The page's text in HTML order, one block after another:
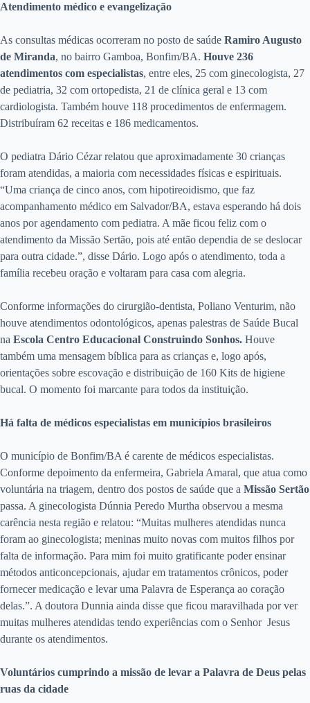
Atendimento médico e evangelização
As consultas médicas ocorreram no posto de saúde Ramiro Augusto
de Miranda, no bairro Gamboa, Bonfim/BA. Houve 236
atendimentos com especialistas, entre eles, 25 com ginecologista, 27
de pediatria, 32 com ortopedista, 21 de clínica geral e 13 com
cardiologista. Também houve 118 procedimentos de enfermagem.
Distribuíram 62 receitas e 186 medicamentos.
O pediatra Dário Cézar relatou que aproximadamente 30 crianças
foram atendidas, a maioria com necessidades físicas e espirituais.
“Uma criança de cinco anos, com hipotireoidismo, que faz
acompanhamento médico em Salvador/BA, estava esperando há dois
anos por agendamento com pediatra. A mãe ficou feliz com o
atendimento da Missão Sertão, pois até então dependia de se deslocar
para outra cidade.”, disse Dário. Logo após o atendimento, toda a
família recebeu oração e voltaram para casa com alegria.
Conforme informações do cirurgião-dentista, Poliano Venturim, não
houve atendimentos odontológicos, apenas palestras de Saúde Bucal
na Escola Centro Educacional Construindo Sonhos. Houve
também uma mensagem bíblica para as crianças e, logo após,
orientações sobre escovação e distribuição de 160 Kits de higiene
bucal. O momento foi marcante para todos da instituição.
Há falta de médicos especialistas em municípios brasileiros
O município de Bonfim/BA é carente de médicos especialistas.
Conforme depoimento da enfermeira, Gabriela Amaral, que atua como
voluntária na triagem, dentro dos postos de saúde que a Missão Sertão
passa. A ginecologista Dúnnia Peredo Murtha observou a mesma
carência nesta região e relatou: “Muitas mulheres atendidas nunca
foram ao ginecologista; meninas muito novas com muitos filhos por
falta de informação. Para mim foi muito gratificante poder ensinar
métodos anticoncepcionais, ajudar em tratamentos crônicos, poder
fornecer medicação e levar uma Palavra de Esperança ao coração
delas.”. A doutora Dunnia ainda disse que ficou maravilhada por ver
muitas mulheres atendidas tendo experiências com o Senhor Jesus
durante os atendimentos.
Voluntários cumprindo a missão de levar a Palavra de Deus pelas
ruas da cidade